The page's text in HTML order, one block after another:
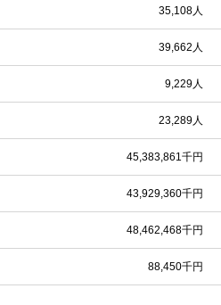
35,108人
39,662人
9,229人
23,289人
45,383,861千円
43,929,360千円
48,462,468千円
88,450千円